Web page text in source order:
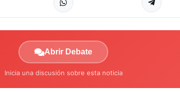
Abrir Debate
Inicia una discusión sobre esta noticia